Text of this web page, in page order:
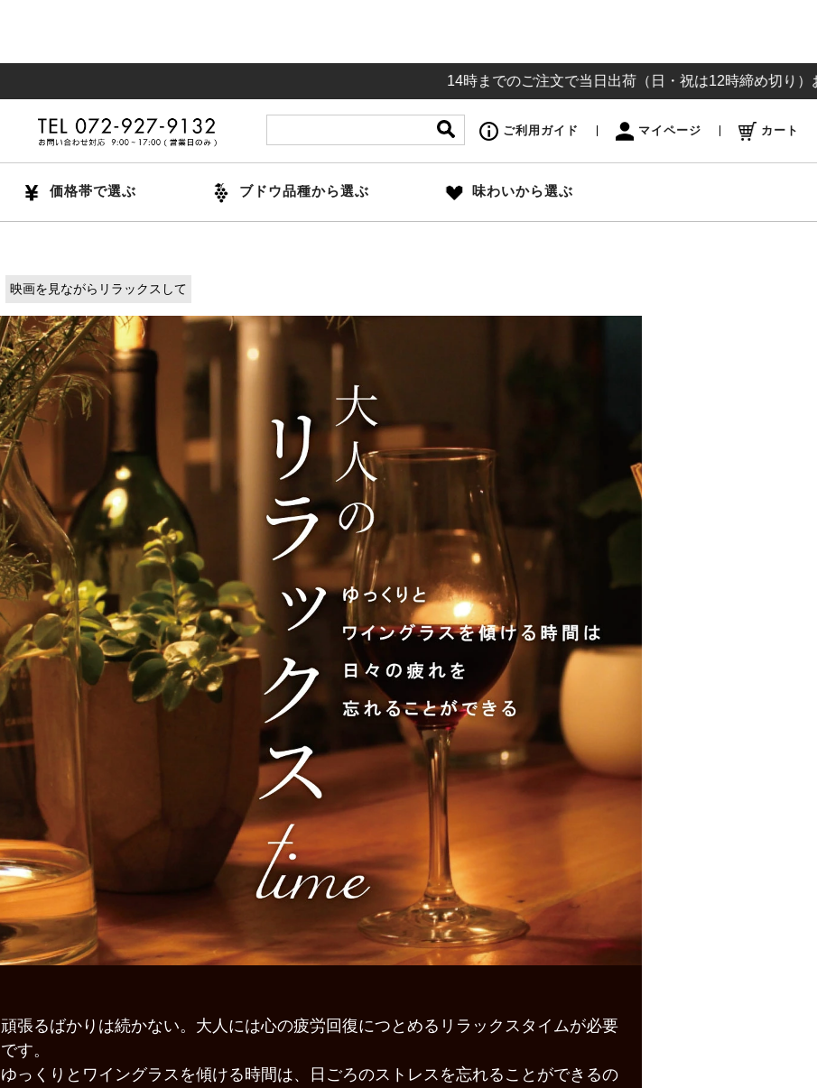
14時までのご注文で当日出荷（日・祝は12時締め切り）お盆も
ご利用ガイド マイページ カート
価格帯で選ぶ ブドウ品種から選ぶ 味わいから選ぶ
映画を見ながらリラックスして
頑張るばかりは続かない。大人には心の疲労回復につとめるリラックスタイムが必要
です。
ゆっくりとワイングラスを傾ける時間は、日ごろのストレスを忘れることができるの